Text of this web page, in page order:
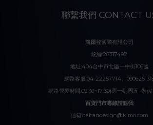
聯繫我們 CONTACT
凱爾登國際有限公司
統編:28317492
地址:404台中市北區一中街106號
網路客服:04-22257714、
網路營業時間:09:30~17:30(週一到周五_例
百貨門市專線請點我
信箱:caltandesign@kimo.com